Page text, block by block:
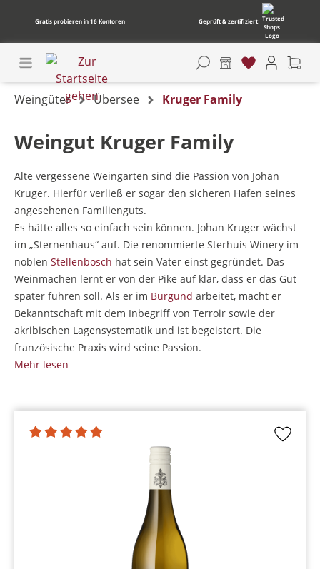
Gratis probieren in 16 Kontoren Geprüft & zertifiziert
Weingüter Übersee Kruger Family
Weingut Kruger Family
Alte vergessene Weingärten sind die Passion von Johan
Kruger. Hierfür verließ er sogar den sicheren Hafen seines
angesehenen Familienguts.
Es hätte alles so einfach sein können. Johan Kruger wächst
im „Sternenhaus“ auf. Die renommierte Sterhuis Winery im
noblen Stellenbosch hat sein Vater einst gegründet. Das
Weinmachen lernt er von der Pike auf klar, dass er das Gut
später führen soll. Als er im Burgund arbeitet, macht er
Bekanntschaft mit dem Inbegriff von Terroir sowie der
akribischen Lagensystematik und ist begeistert. Die
französische Praxis wird seine Passion.
Mehr lesen